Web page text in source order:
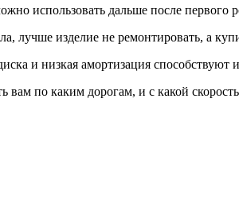
использовать дальше после первого
лучше изделие не ремонтировать, а
и низкая амортизация способствуют
вам по каким дорогам, и с какой